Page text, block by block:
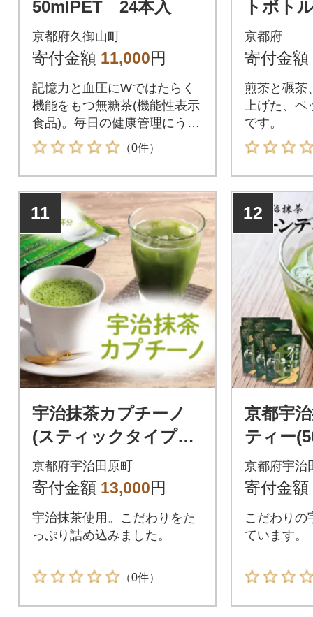
50mlPET 24本入
京都府久御山町
寄付金額 11,000円
記憶力と血圧にWではたらく
機能をもつ無糖茶(機能性表示
食品)。毎日の健康管理にうれ
しいお茶
（0件）
トボト
ml × 24
京都府
寄付金額
煎茶と碾茶
上げた、ペ
です。
11
宇治抹茶カプチーノ
(スティックタイプ・
50本入り)
京都府宇治田原町
寄付金額 13,000円
宇治抹茶使用。こだわりをた
っぷり詰め込みました。
（0件）
12
京都宇
ティー
京都府宇治
寄付金額
こだわりの
ています。